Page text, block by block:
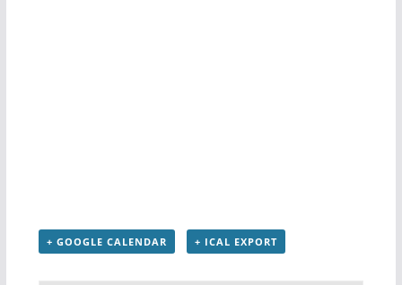
+ GOOGLE CALENDAR + ICAL EXPORT